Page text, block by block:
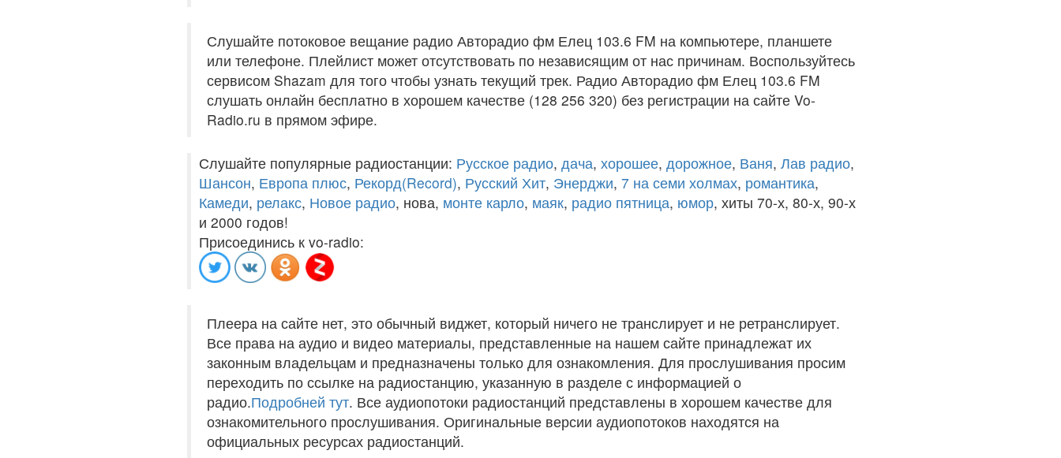
Слушайте потоковое вещание радио Авторадио фм Елец 103.6 FM на компьютере, планшете
или телефоне. Плейлист может отсутствовать по независящим от нас причинам. Воспользуйтесь
сервисом Shazam для того чтобы узнать текущий трек. Радио Авторадио фм Елец 103.6 FM
слушать онлайн бесплатно в хорошем качестве (128 256 320) без регистрации на сайте Vo-
Radio.ru в прямом эфире.
Слушайте популярные радиостанции: Русское радио, дача, хорошее, дорожное, Ваня, Лав радио,
Шансон, Европа плюс, Рекорд(Record), Русский Хит, Энерджи, 7 на семи холмах, романтика,
Камеди, релакс, Новое радио, нова, монте карло, маяк, радио пятница, юмор, хиты 70-х, 80-х, 90-х
и 2000 годов!
Присоединись к vo-radio:
Плеера на сайте нет, это обычный виджет, который ничего не транслирует и не ретранслирует.
Все права на аудио и видео материалы, представленные на нашем сайте принадлежат их
законным владельцам и предназначены только для ознакомления. Для прослушивания просим
переходить по ссылке на радиостанцию, указанную в разделе с информацией о
радио.Подробней тут. Все аудиопотоки радиостанций представлены в хорошем качестве для
ознакомительного прослушивания. Оригинальные версии аудиопотоков находятся на
официальных ресурсах радиостанций.